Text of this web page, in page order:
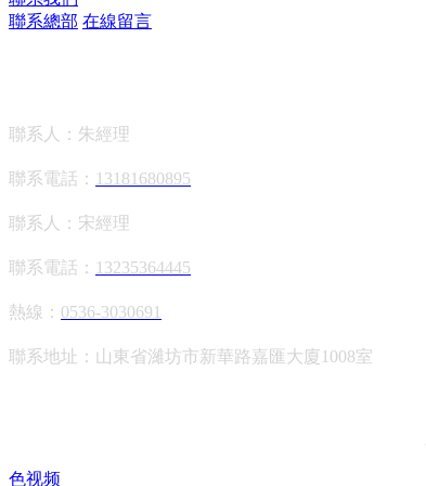
聯系總部 在線留言
聯系人：朱經理
聯系電話： 13181680895
聯系人：宋經理
聯系電話： 13235364445
熱線： 0536-3030691
聯系地址：山東省濰坊市新華路嘉匯大廈1008室
色视频